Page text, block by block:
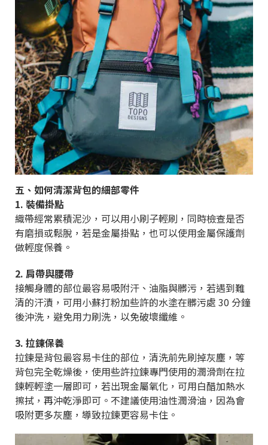
五、如何清潔背包的細部零件
1. 裝備掛點
織帶經常累積泥沙，可以用小刷子輕刷，同時檢查是否
有磨損或鬆脫，若是金屬掛點，也可以使用金屬保護劑
做輕度保養。
2. 肩帶與腰帶
接觸身體的部位最容易吸附汗、油脂與髒污，若遇到難
清的汗漬，可用小蘇打粉加些許的水塗在髒污處 30 分鐘
後沖洗，避免用力刷洗，以免破壞纖維。
3. 拉鍊保養
拉鍊是背包最容易卡住的部位，清洗前先刷掉灰塵，等
背包完全乾燥後，使用些許拉鍊專門使用的潤滑劑在拉
鍊輕輕塗一層即可，若出現金屬氧化，可用白醋加熱水
擦拭，再沖乾淨即可。不建議使用油性潤滑油，因為會
吸附更多灰塵，導致拉鍊更容易卡住。